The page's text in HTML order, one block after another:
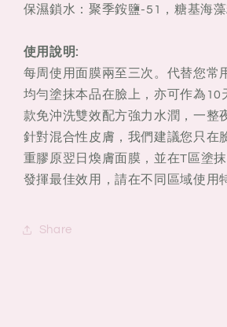
保濕鎖水：聚季銨鹽-51，糖基海
使用說明:
每周使用面膜兩至三次。代替您常
均勻塗抹本品在臉上，亦可作為10
款免沖洗雙效配方強力水潤，一整
針對混合性皮膚，我們建議您只在
重膠原翌日煥膚面膜，並在T區塗
發揮最佳效用，請在不同區域使用
Share